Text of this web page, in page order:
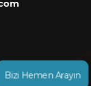
Bizi Hemen Arayın